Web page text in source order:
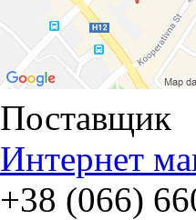
Поставщик
Интернет
+38 (066)